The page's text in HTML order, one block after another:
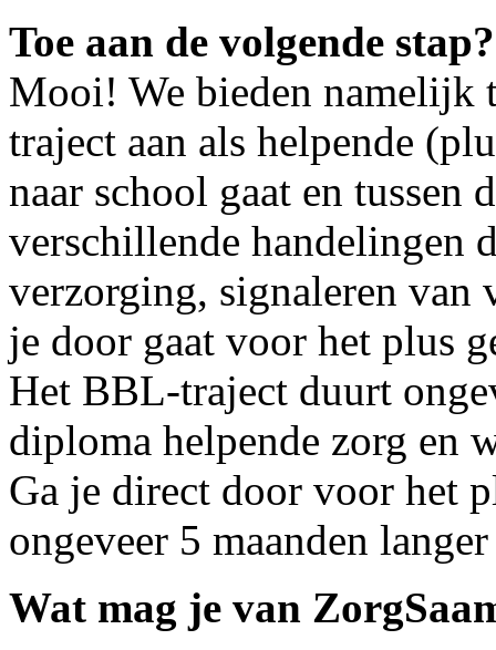
Toe aan de volgende stap?
Mooi! We bieden namelijk
traject aan als helpende
naar school gaat en
verschillende handelingen
verzorging, signaleren van
je door gaat voor het plus
Het BBL-traject duurt
diploma helpende zorg en
Ga je direct door voor het
ongeveer 5 maanden
Wat mag je van